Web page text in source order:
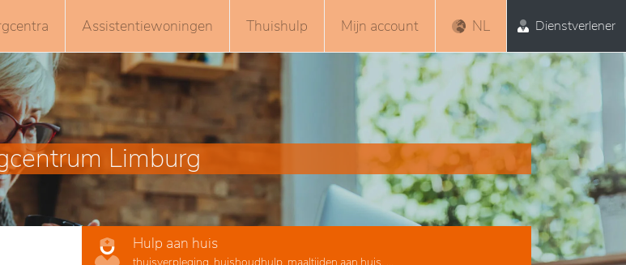
Assistentiewoningen Thuishulp Mijn account NL Dienstverlener
Limburg
Hulp aan huis